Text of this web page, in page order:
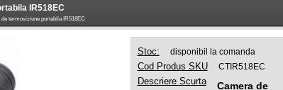
IR518EC
termoviziune portabila IR518EC
Stoc: disponibil la comanda
Cod Produs SKU CTIR518EC
Descriere Scurta
Camera de